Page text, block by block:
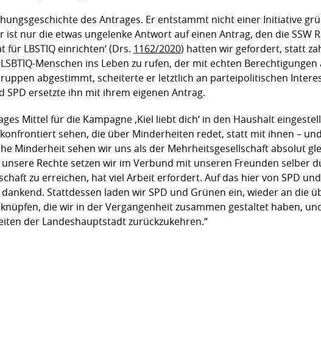
des Antrages. Er entstammt nicht einer Initiative
ist nur die etwas ungelenke Antwort auf einen Antrag, den die SSW
LBSTIQ einrichten‘ (Drs. 1162/2020) hatten wir gefordert, statt
Menschen ins Leben zu rufen, der mit echten
abgestimmt, scheiterte er letztlich an parteipolitischen
ersetzte ihn mit ihrem eigenen Antrag.
Mittel für die Kampagne ‚Kiel liebt dich‘ in den Haushalt
sehen, die über Minderheiten redet, statt mit ihnen –
Minderheit sehen wir uns als der Mehrheitsgesellschaft absolut
Rechte setzen wir im Verbund mit unseren Freunden selber
zu erreichen, hat viel Arbeit erfordert. Auf das hier von SPD
Stattdessen laden wir SPD und Grünen ein, wieder an die
die wir in der Vergangenheit zusammen gestaltet haben,
der Landeshauptstadt zurückzukehren.“